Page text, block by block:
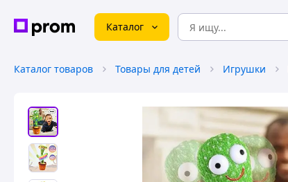
Каталог
Каталог товаров Товары для детей Игрушки